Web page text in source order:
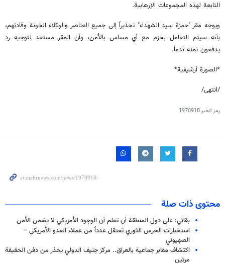
التابعة لهذه المجموعات الإرهابية.
ويوجه مقر "حمزة سيد الشهداء" تحذيراً إلى جميع العناصر والوكلاء الخونة وقادتهم،
بأنه سيتم التعامل بحزم مع أي مساس بالأمن، وأن المقر مستعد لتوجيه رد
يدفعون ثمنه ندماً.
*الصورة أرشيفية*
/انتهى/
رمز الخبر1970918
محتوى ذات صلة
بقائي: على دول المنطقة أن تعلم أن الوجود الأمريكي لا يضمن الأمن
استخبارات الحرس الثوري تعتقل عدداً من عملاء العدو الأمريكي –
الصهيوني
اكتشاف مقابر جماعية بالعراق.. مركز جنيف الدولي يحذر من دفن الحقيقة
مرتين